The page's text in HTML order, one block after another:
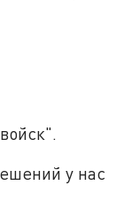
у нас